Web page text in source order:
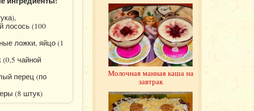
лосось (100
ложки, яйцо (1
чайной
перец (по
(8 штук)
Молочная манная каша на
завтрак